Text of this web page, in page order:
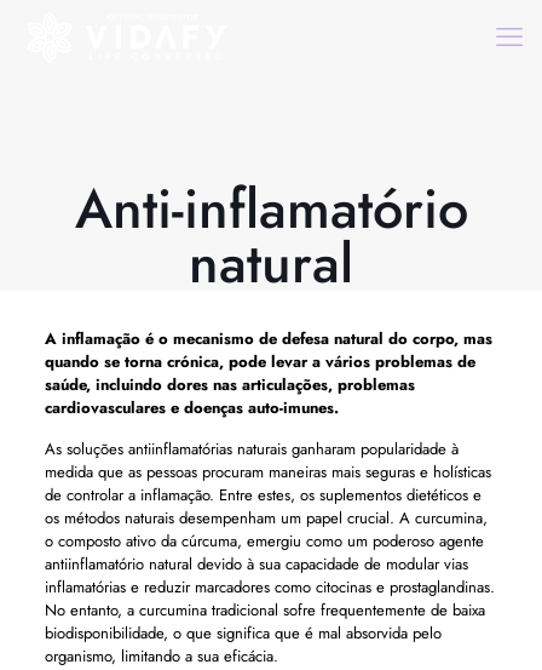
Anti-inflamatório
natural
A inflamação é o mecanismo de defesa natural do corpo, mas
quando se torna crónica, pode levar a vários problemas de
saúde, incluindo dores nas articulações, problemas
cardiovasculares e doenças auto-imunes.
As soluções antiinflamatórias naturais ganharam popularidade à
medida que as pessoas procuram maneiras mais seguras e holísticas
de controlar a inflamação. Entre estes, os suplementos dietéticos e
os métodos naturais desempenham um papel crucial. A curcumina,
o composto ativo da cúrcuma, emergiu como um poderoso agente
antiinflamatório natural devido à sua capacidade de modular vias
inflamatórias e reduzir marcadores como citocinas e prostaglandinas.
No entanto, a curcumina tradicional sofre frequentemente de baixa
biodisponibilidade, o que significa que é mal absorvida pelo
organismo, limitando a sua eficácia.